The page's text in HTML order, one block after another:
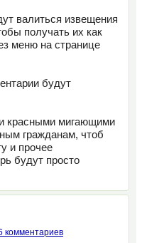
валиться извещения
получать их как
меню на странице
будут
красными мигающими
гражданам, чтоб
и прочее
будут просто
комментариев